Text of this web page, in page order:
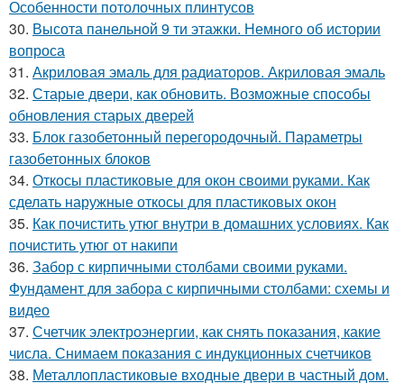
Особенности потолочных плинтусов
30. Высота панельной 9 ти этажки. Немного об истории
вопроса
31. Акриловая эмаль для радиаторов. Акриловая эмаль
32. Старые двери, как обновить. Возможные способы
обновления старых дверей
33. Блок газобетонный перегородочный. Параметры
газобетонных блоков
34. Откосы пластиковые для окон своими руками. Как
сделать наружные откосы для пластиковых окон
35. Как почистить утюг внутри в домашних условиях. Как
почистить утюг от накипи
36. Забор с кирпичными столбами своими руками.
Фундамент для забора с кирпичными столбами: схемы и
видео
37. Счетчик электроэнергии, как снять показания, какие
числа. Снимаем показания с индукционных счетчиков
38. Металлопластиковые входные двери в частный дом.